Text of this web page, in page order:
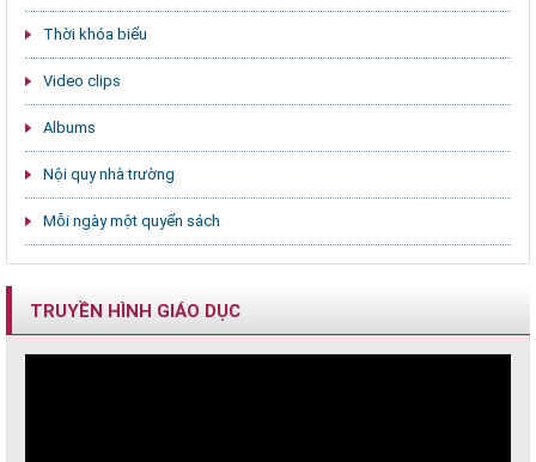
Thời khóa biểu
Video clips
Albums
Nội quy nhà trường
Mỗi ngày một quyển sách
TRUYỀN HÌNH GIÁO DỤC